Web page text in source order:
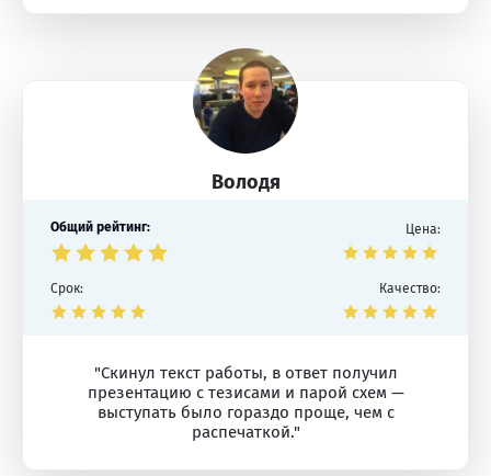
Володя
Общий рейтинг: Цена:
Срок: Качество:
"Скинул текст работы, в ответ получил
презентацию с тезисами и парой схем —
выступать было гораздо проще, чем с
распечаткой."